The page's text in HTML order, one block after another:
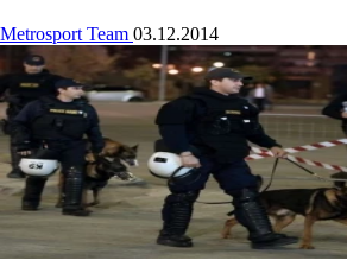
Metrosport Team 03.12.2014